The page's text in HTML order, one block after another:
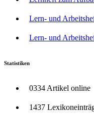
Lern- und
Lern- und
Statistiken
0334 Artikel online
1437